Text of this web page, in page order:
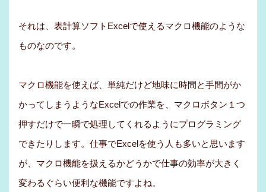
それは、表計算ソフトExcelで使えるマクロ機能のような
ものなのです。
マクロ機能を使えば、単純だけど地味に時間と手間がか
かってしまうようなExcelでの作業を、マクロボタン１つ
押すだけで一瞬で処理してくれるようにプログラミング
できたりします。仕事でExcelを使う人も多いと思います
が、マクロ機能を扱えるかどうかで仕事の効率が大きく
変わるぐらい便利な機能ですよね。